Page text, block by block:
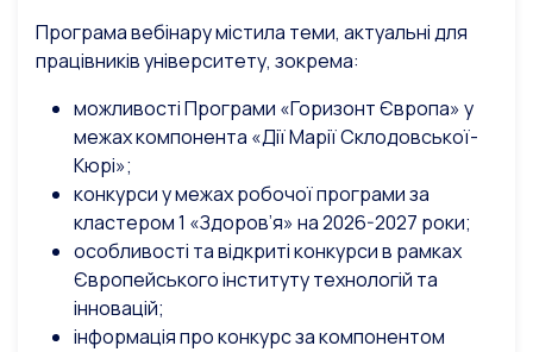
Програма вебінару містила теми, актуальні для
працівників університету, зокрема:
можливості Програми «Горизонт Європа» у
межах компонента «Дії Марії Склодовської-
Кюрі»;
конкурси у межах робочої програми за
кластером 1 «Здоров’я» на 2026-2027 роки;
особливості та відкриті конкурси в рамках
Європейського інституту технологій та
інновацій;
інформація про конкурс за компонентом